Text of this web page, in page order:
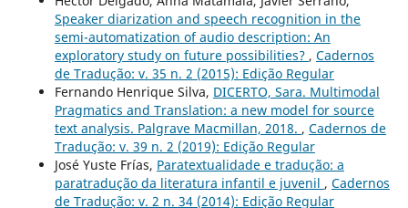
Speaker diarization and speech recognition in the
semi-automatization of audio description: An
exploratory study on future possibilities? , Cadernos
de Tradução: v. 35 n. 2 (2015): Edição Regular
Fernando Henrique Silva, DICERTO, Sara. Multimodal
Pragmatics and Translation: a new model for source
text analysis. Palgrave Macmillan, 2018. , Cadernos de
Tradução: v. 39 n. 2 (2019): Edição Regular
José Yuste Frías, Paratextualidade e tradução: a
paratradução da literatura infantil e juvenil , Cadernos
de Tradução: v. 2 n. 34 (2014): Edição Regular